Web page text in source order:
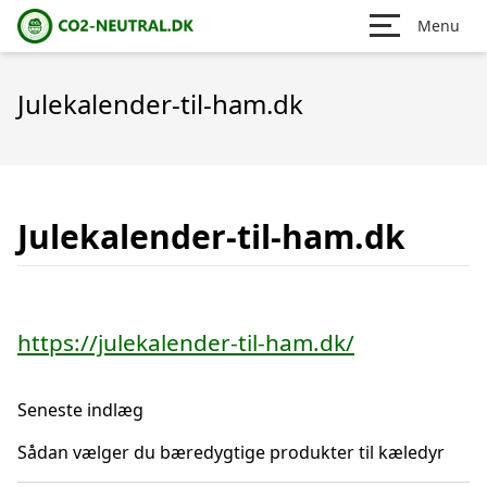
Menu
Julekalender-til-ham.dk
Julekalender-til-ham.dk
https://julekalender-til-ham.dk/
Seneste indlæg
Sådan vælger du bæredygtige produkter til kæledyr